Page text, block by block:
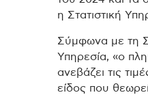
η Στατιστική
Σύμφωνα με τη
Υπηρεσία, «ο
ανεβάζει τις
είδος που